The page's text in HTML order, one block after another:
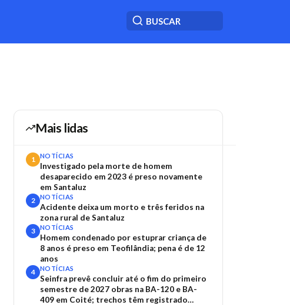
Mais lidas
1 NOTÍCIAS
Investigado pela morte de homem
desaparecido em 2023 é preso novamente
em Santaluz
2 NOTÍCIAS
Acidente deixa um morto e três feridos na
zona rural de Santaluz
3 NOTÍCIAS
Homem condenado por estuprar criança de
8 anos é preso em Teofilândia; pena é de 12
anos
4 NOTÍCIAS
Seinfra prevê concluir até o fim do primeiro
semestre de 2027 obras na BA-120 e BA-
409 em Coité; trechos têm registrado